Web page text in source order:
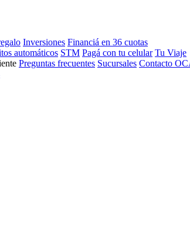
Inversiones Financiá en 36 cuotas
automáticos STM Pagá con tu celular Tu Viaje
Preguntas frecuentes Sucursales Contacto